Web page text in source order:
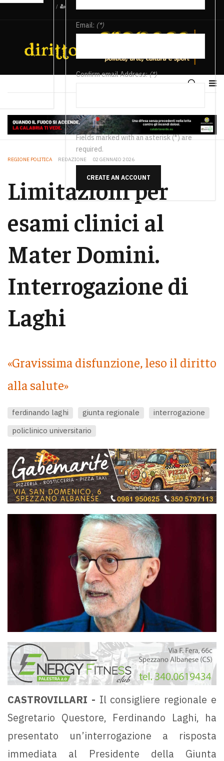
/
Email: (*)
Confirm email Address:(*)
Fields marked with an asterisk (*) are
required.
CREATE AN ACCOUNT
REGIONE POLITICA REDAZIONE 02 GENNAIO 2026
Limitazioni per
esami clinici al
Mater Domini.
Interrogazione di
Laghi
«Gravissima disfunzione, leso il diritto
alla salute»
ferdinando laghi giunta regionale
interrogazione
policlinico universitario
CASTROVILLARI - Il consigliere regionale e
Segretario Questore, Ferdinando Laghi, ha
presentato un’interrogazione a risposta
immediata al Presidente della Giunta